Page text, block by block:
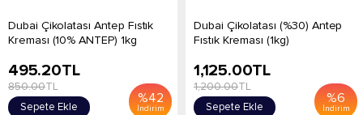
Dubai Çikolatası Antep Fıstık
Kreması (10% ANTEP) 1kg
%42
İndirim
495.20TL
850.00TL
Sepete Ekle
Dubai Çikolatası (%30) Antep
Fıstık Kreması (1kg)
%6
İndirim
1,125.00TL
1,200.00TL
Sepete Ekle